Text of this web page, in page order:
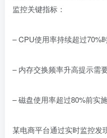
监控关键指标：
– CPU使用率持续超过70%
– 内存交换频率升高提示需
– 磁盘使用率超过80%前实
某电商平台通过实时监控发